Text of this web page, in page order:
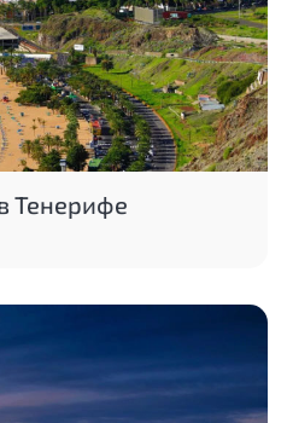
Тенерифе